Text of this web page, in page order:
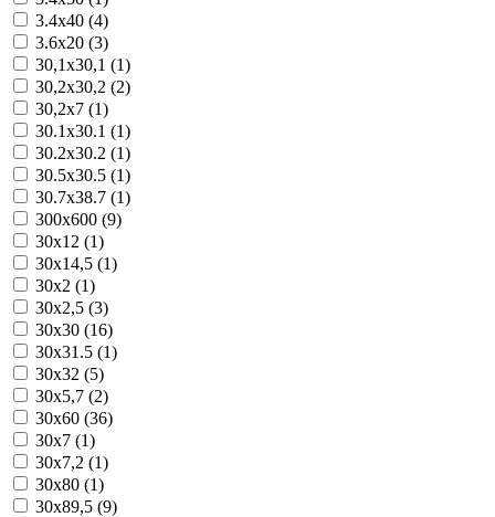
3.4x40 (4)
3.6x20 (3)
30,1x30,1 (1)
30,2x30,2 (2)
30,2x7 (1)
30.1x30.1 (1)
30.2x30.2 (1)
30.5x30.5 (1)
30.7x38.7 (1)
300x600 (9)
30x12 (1)
30x14,5 (1)
30x2 (1)
30x2,5 (3)
30x30 (16)
30x31.5 (1)
30x32 (5)
30x5,7 (2)
30x60 (36)
30x7 (1)
30x7,2 (1)
30x80 (1)
30x89,5 (9)